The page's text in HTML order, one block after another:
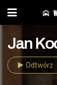
Jan
Odtwórz